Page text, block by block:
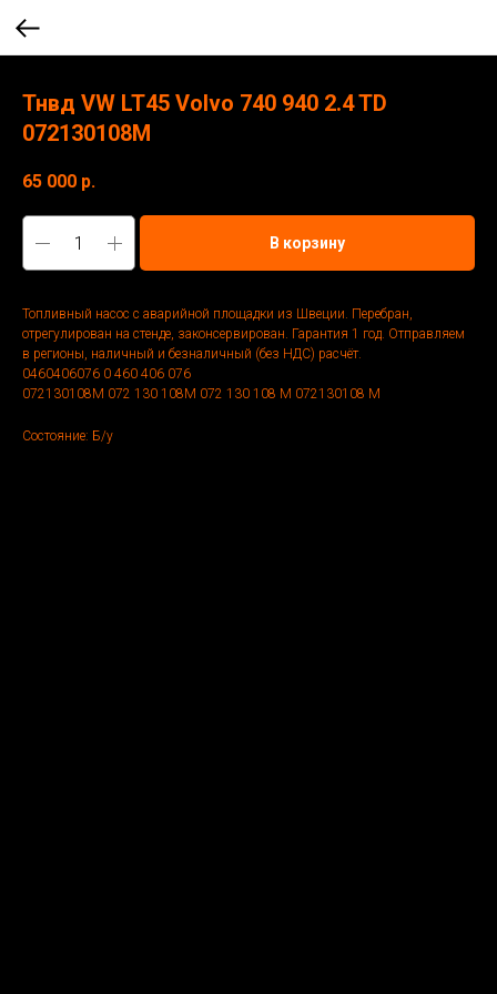
Тнвд VW LT45 Volvo 740 940 2.4 TD
072130108M
65 000 р.
В корзину
Топливный насос с аварийной площадки из Швеции. Перебран,
отрегулирован на стенде, законсервирован. Гарантия 1 год. Отправляем
в регионы, наличный и безналичный (без НДС) расчёт.
0460406076 0 460 406 076
072130108M 072 130 108M 072 130 108 M 072130108 M
Состояние: Б/у